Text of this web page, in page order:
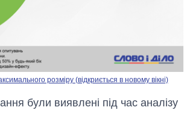
розміру (відкриється в новому вікні)
були виявлені під час аналізу